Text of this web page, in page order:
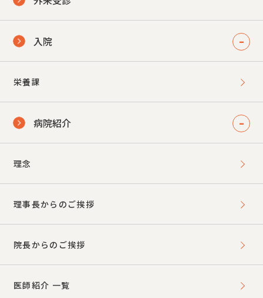
入院
栄養課
病院紹介
理念
理事長からのご挨拶
院長からのご挨拶
医師紹介 一覧